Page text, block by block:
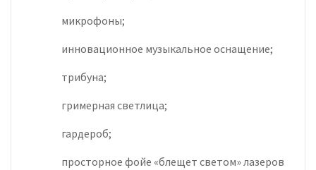
микрофоны;
инновационное музыкальное оснащение;
трибуна;
гримерная светлица;
гардероб;
просторное фойе «блещет светом» лазеров